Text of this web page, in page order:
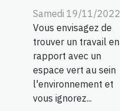
Samedi 19/11/2022
Vous envisagez de
trouver un travail en
rapport avec un
espace vert au sein
l'environnement et
vous ignorez...